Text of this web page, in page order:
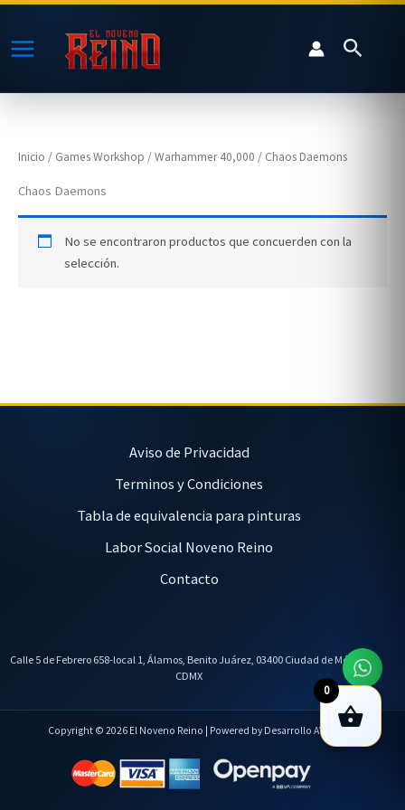
Ir
contenido
Buscar
Inicio / Games Workshop /Warhammer 40,000 / Chaos Daemons
Chaos Daemons
No se encontraron productos que concuerden con la
selección.
Aviso de Privacidad
Terminos y Condiciones
Tabla de equivalencia para pinturas
Labor Social Noveno Reino
Contacto
Calle 5 de Febrero 658-local 1, Álamos, Benito Juárez, 03400 Ciudad de México,
CDMX
Copyright © 2026 El Noveno Reino | Powered by Desarrollo AVL
0